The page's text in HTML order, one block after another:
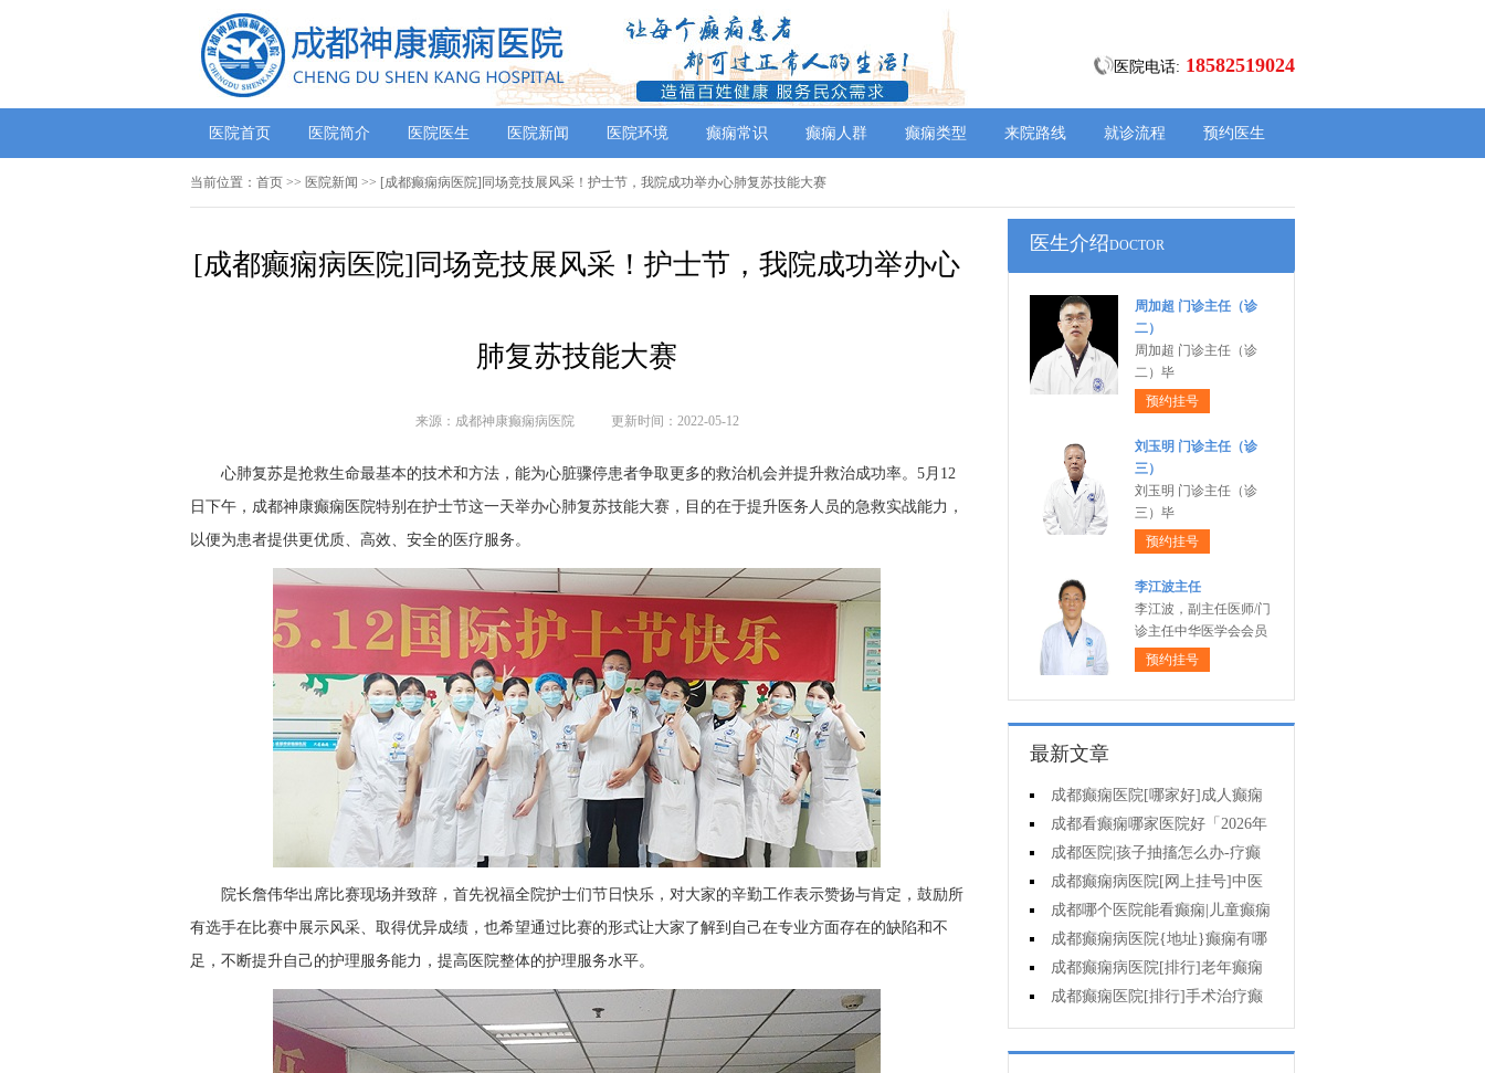
医院电话: 18582519024
医院首页 医院简介 医院医生 医院新闻 医院环境 癫痫常识 癫痫人群 癫痫类型 来院路线 就诊流程 预约医生
当前位置： 首页 >> 医院新闻 >> [成都癫痫病医院]同场竞技展风采！护士节，我院成功举办心肺复苏技能大赛
[成都癫痫病医院]同场竞技展风采！护士节，我院成功举办心
肺复苏技能大赛
来源：成都神康癫痫病医院 更新时间：2022-05-12
心肺复苏是抢救生命最基本的技术和方法，能为心脏骤停患者争取更多的救治机会并提升救治成功率。5月12
日下午，成都神康癫痫医院特别在护士节这一天举办心肺复苏技能大赛，目的在于提升医务人员的急救实战能力，
以便为患者提供更优质、高效、安全的医疗服务。
院长詹伟华出席比赛现场并致辞，首先祝福全院护士们节日快乐，对大家的辛勤工作表示赞扬与肯定，鼓励所
有选手在比赛中展示风采、取得优异成绩，也希望通过比赛的形式让大家了解到自己在专业方面存在的缺陷和不
足，不断提升自己的护理服务能力，提高医院整体的护理服务水平。
医生介绍DOCTOR
周加超 门诊主任（诊
二）
周加超 门诊主任（诊
二）毕
预约挂号
刘玉明 门诊主任（诊
三）
刘玉明 门诊主任（诊
三）毕
预约挂号
李江波主任
李江波，副主任医师/门
诊主任中华医学会会员
预约挂号
最新文章
成都癫痫医院[哪家好]成人癫痫
有什么症状?
成都看癫痫哪家医院好「2026年
度公布」癫痫病的用药注意事项有
什么?
成都医院|孩子抽搐怎么办-疗癫
痫用药注意哪些?
成都癫痫病医院[网上挂号]中医
药治疗儿童癫痫的费用是多少?
成都哪个医院能看癫痫|儿童癫痫
怎么治疗?
成都癫痫病医院{地址}癫痫有哪
些治疗方式?
成都癫痫病医院[排行]老年癫痫
要做好什么护理?
成都癫痫医院[排行]手术治疗癫
痫要注意什么?